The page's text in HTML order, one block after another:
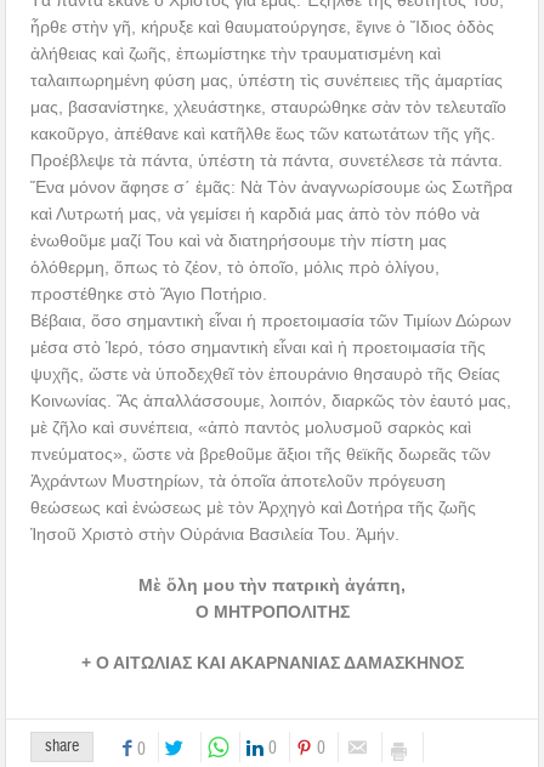
ἦρθε στὴν γῆ, κήρυξε καὶ θαυματούργησε, ἔγινε ὁ Ἴδιος ὁδὸς
ἀλήθειας καὶ ζωῆς, ἐπωμίστηκε τὴν τραυματισμένη καὶ
ταλαιπωρημένη φύση μας, ὑπέστη τὶς συνέπειες τῆς ἁμαρτίας
μας, βασανίστηκε, χλευάστηκε, σταυρώθηκε σὰν τὸν τελευταῖο
κακοῦργο, ἀπέθανε καὶ κατῆλθε ἕως τῶν κατωτάτων τῆς γῆς.
Προέβλεψε τὰ πάντα, ὑπέστη τὰ πάντα, συνετέλεσε τὰ πάντα.
Ἕνα μόνον ἄφησε σ΄ ἐμᾶς: Νὰ Τὸν ἀναγνωρίσουμε ὡς Σωτῆρα
καὶ Λυτρωτή μας, νὰ γεμίσει ἡ καρδιά μας ἀπὸ τὸν πόθο νὰ
ἑνωθοῦμε μαζί Του καὶ νὰ διατηρήσουμε τὴν πίστη μας
ὁλόθερμη, ὅπως τὸ ζέον, τὸ ὁποῖο, μόλις πρὸ ὀλίγου,
προστέθηκε στὸ Ἅγιο Ποτήριο.
Βέβαια, ὅσο σημαντικὴ εἶναι ἡ προετοιμασία τῶν Τιμίων Δώρων
μέσα στὸ Ἱερό, τόσο σημαντικὴ εἶναι καὶ ἡ προετοιμασία τῆς
ψυχῆς, ὥστε νὰ ὑποδεχθεῖ τὸν ἐπουράνιο θησαυρὸ τῆς Θείας
Κοινωνίας. Ἂς ἀπαλλάσσουμε, λοιπόν, διαρκῶς τὸν ἑαυτό μας,
μὲ ζῆλο καὶ συνέπεια, «ἀπὸ παντὸς μολυσμοῦ σαρκὸς καὶ
πνεύματος», ὥστε νὰ βρεθοῦμε ἄξιοι τῆς θεϊκῆς δωρεᾶς τῶν
Ἀχράντων Μυστηρίων, τὰ ὁποῖα ἀποτελοῦν πρόγευση
θεώσεως καὶ ἑνώσεως μὲ τὸν Ἀρχηγὸ καὶ Δοτήρα τῆς ζωῆς
Ἰησοῦ Χριστὸ στὴν Οὐράνια Βασιλεία Του. Ἀμήν.
Μὲ ὅλη μου τὴν πατρικὴ ἀγάπη,
Ο ΜΗΤΡΟΠΟΛΙΤΗΣ
+ Ο ΑΙΤΩΛΙΑΣ ΚΑΙ ΑΚΑΡΝΑΝΙΑΣ ΔΑΜΑΣΚΗΝΟΣ
share 0 0 0